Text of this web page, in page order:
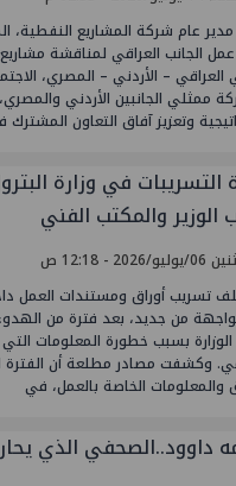
عام شركة المشاريع
الجانب العراقي لمناقشة
العراقي – الأردني – المصري،
ممثلي الجانبين الأردني
وتعزيز آفاق التعاون
التسريبات في وزارة
الوزير والمكتب الفني
2026 - 12:18 ص
تسريب أوراق ومستندات العمل
من جديد، بعد فترة من
الوزارة بسبب خطورة المعلومات
وكشفت مصادر مطلعة أن
والمعلومات الخاصة بالعمل، في
داوود..الصحفي الذي
إدارة
إسدال الستار
"منتدى مصر للطاقة